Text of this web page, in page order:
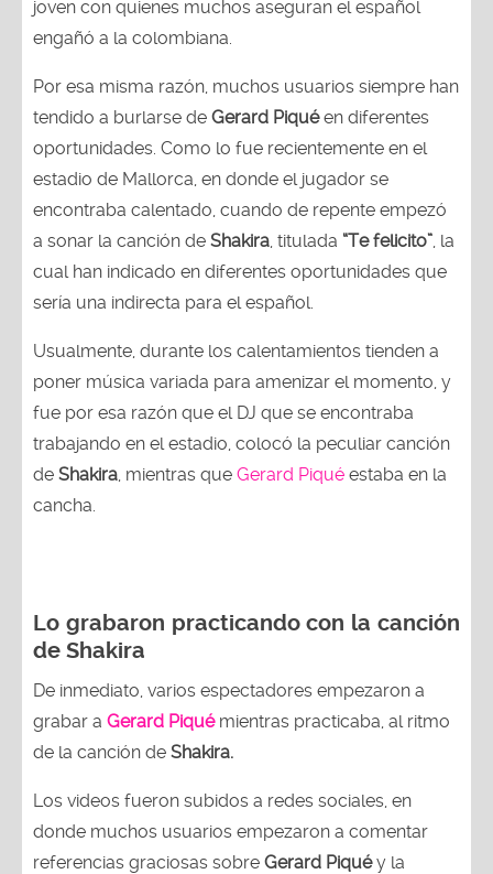
joven con quienes muchos aseguran el español
engañó a la colombiana.
Por esa misma razón, muchos usuarios siempre han
tendido a burlarse de Gerard Piquéen diferentes
oportunidades. Como lo fue recientemente en el
estadio de Mallorca, en donde el jugador se
encontraba calentado, cuando de repente empezó
a sonar la canción de Shakira , titulada “Te felicito” , la
cual han indicado en diferentes oportunidades que
sería una indirecta para el español.
Usualmente, durante los calentamientos tienden a
poner música variada para amenizar el momento, y
fue por esa razón que el DJ que se encontraba
trabajando en el estadio, colocó la peculiar canción
de Shakira , mientras que Gerard Piqué estaba en la
cancha.
Lo grabaron practicando con la canción
de Shakira
De inmediato, varios espectadores empezaron a
grabar a Gerard Piquémientras practicaba, al ritmo
de la canción de Shakira.
Los videos fueron subidos a redes sociales, en
donde muchos usuarios empezaron a comentar
referencias graciosas sobre Gerard Piquéy la